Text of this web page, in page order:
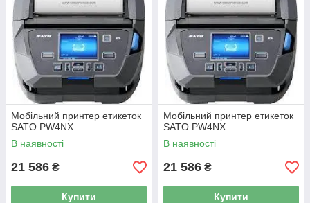
Мобільний принтер етикеток
SATO PW4NX
В наявності
21 586 ₴
Купити
Мобільний принтер етикеток
SATO PW4NX
В наявності
21 586 ₴
Купити